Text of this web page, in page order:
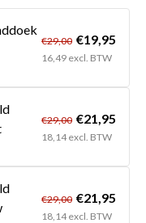
€29,00 €19,95
16,49 excl. BTW
€29,00 €21,95
18,14 excl. BTW
€29,00 €21,95
18,14 excl. BTW